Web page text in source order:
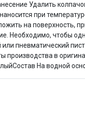
Удалить
при
на поверхность,
Необходимо, чтобы
пневматический
в
На водной
об оплате